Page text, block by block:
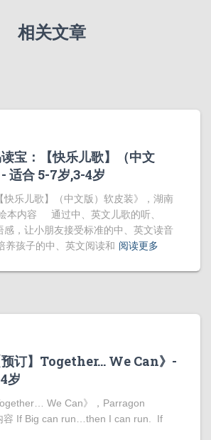
相关文章
宝：【快乐儿歌】（中文
适合 5-7岁,3-4岁
快乐儿歌】（中文版）软皮装》，湖南
本内容 通过中、英文儿歌的听、
感，让小朋友接受标准的中、英文读音
孩子的中、英文阅读和 阅读更多
预订】Together… We Can》-
岁
We Can》，Parragon
容 If Big can run…then I can run. If